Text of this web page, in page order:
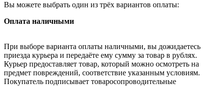
Вы можете выбрать один из трёх вариантов оплаты:
Оплата наличными
При выборе варианта оплаты наличными, вы дожидаетесь
приезда курьера и передаёте ему сумму за товар в рублях.
Курьер предоставляет товар, который можно осмотреть на
предмет повреждений, соответствие указанным условиям.
Покупатель подписывает товаросопроводительные